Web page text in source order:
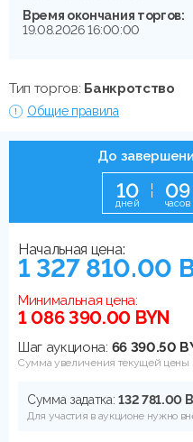
Время окончания торгов:
19.08.2026 16:00:00
Тип торгов: Банкротство
Общие правила
До
10
дней
09
часов
Начальная цена:
1 327 810.00
Минимальная цена:
1 086 390.00 BYN
Шаг аукциона: 66 390.50
Сумма увеличения текущей цены
Сумма задатка:132 781.00
Для участия в аукционе нужно